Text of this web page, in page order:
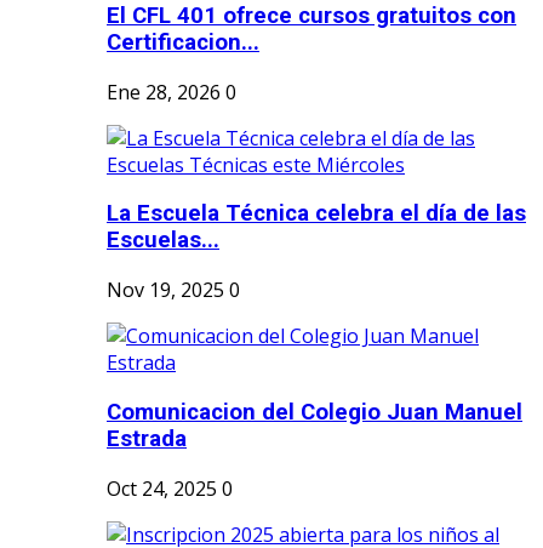
El CFL 401 ofrece cursos gratuitos con
Certificacion...
Ene 28, 2026 0
La Escuela Técnica celebra el día de las
Escuelas...
Nov 19, 2025 0
Comunicacion del Colegio Juan Manuel
Estrada
Oct 24, 2025 0